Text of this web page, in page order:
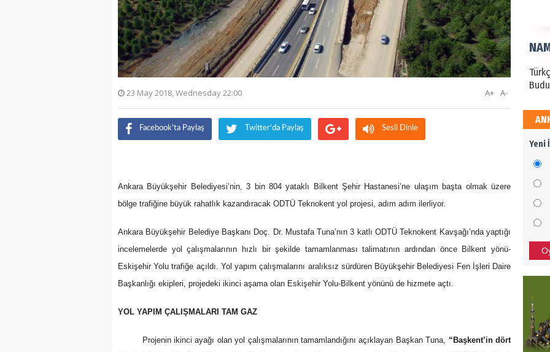
23 May 2018, Wednesday 22:00 A-
A+
Facebook'ta Paylaş Twitter'da Paylaş Sesli Dinle
Ankara Büyükşehir Belediyesi’nin, 3 bin 804 yataklı Bilkent Şehir Hastanesi’ne ulaşım başta olmak üzere
bölge trafiğine büyük rahatlık kazandıracak ODTÜ Teknokent yol projesi, adım adım ilerliyor.
Ankara Büyükşehir Belediye Başkanı Doç. Dr. Mustafa Tuna’nın 3 katlı ODTÜ Teknokent Kavşağı’nda yaptığı
incelemelerde yol çalışmalarının hızlı bir şekilde tamamlanması talimatının ardından önce Bilkent yönü-
Eskişehir Yolu trafiğe açıldı. Yol yapım çalışmalarını aralıksız sürdüren Büyükşehir Belediyesi Fen İşleri Daire
Başkanlığı ekipleri, projedeki ikinci aşama olan Eskişehir Yolu-Bilkent yönünü de hizmete açtı.
YOL YAPIM ÇALIŞMALARI TAM GAZ
Projenin ikinci ayağı olan yol çalışmalarının tamamlandığını açıklayan Başkan Tuna, “Başkent’in dört
Yeni